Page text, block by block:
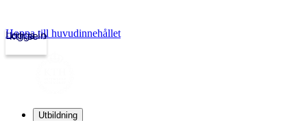
kth.se
Logga in
Hoppa till huvudinnehållet
Utbildning